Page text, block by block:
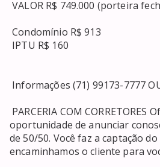
VALOR R$ 749.000 (porteira fechada
Condomínio R$ 913
oportunidade de anunciar
de 50/50. Você faz a captação
encaminhamos o cliente para